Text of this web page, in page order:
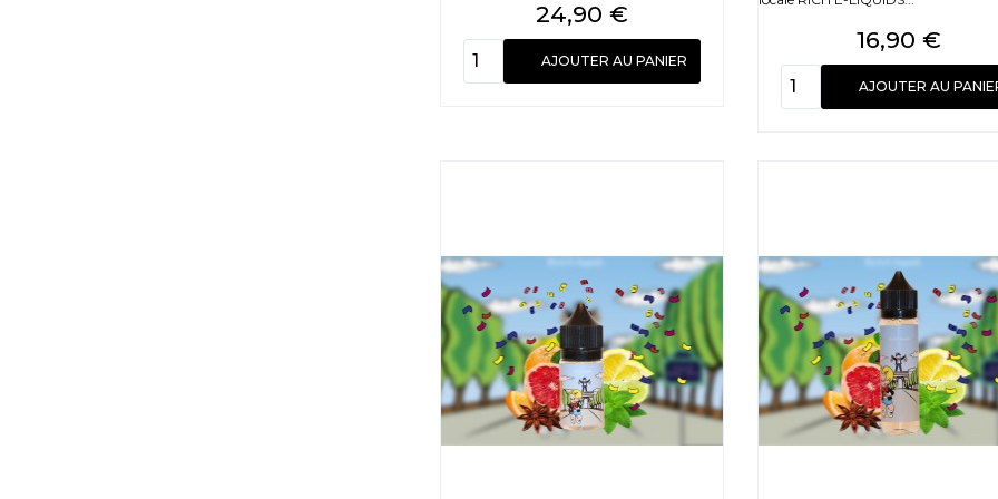
Prix
24,90 €
AJOUTER AU PANIER
Prix
16,90 €
AJOUTER AU